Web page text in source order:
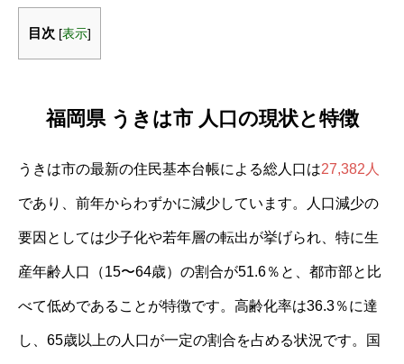
目次 [表示]
福岡県 うきは市 人口の現状と特徴
うきは市の最新の住民基本台帳による総人口は27,382人
であり、前年からわずかに減少しています。人口減少の
要因としては少子化や若年層の転出が挙げられ、特に生
産年齢人口（15〜64歳）の割合が51.6％と、都市部と比
べて低めであることが特徴です。高齢化率は36.3％に達
し、65歳以上の人口が一定の割合を占める状況です。国